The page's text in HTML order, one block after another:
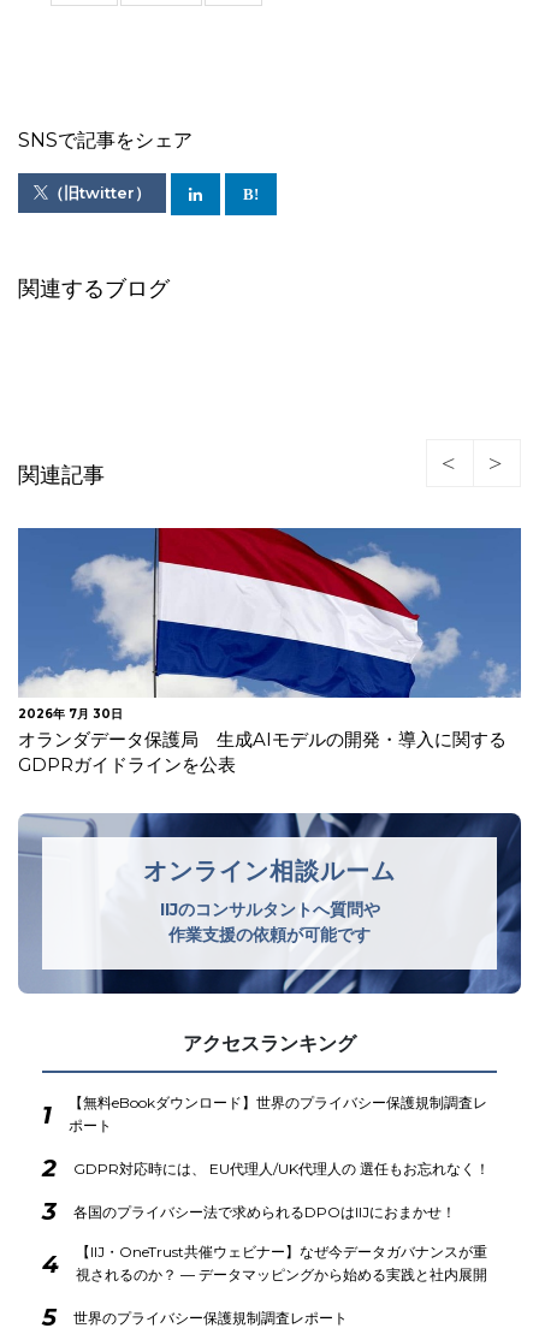
SNSで記事をシェア
（旧twitter）
関連するブログ
関連記事
2026年 7月 30日
欧州委 違法商品等への対策が不十分としてデジタルサービ
ス法違反でAliExpress…
オンライン相談ルーム
IIJのコンサルタントへ質問や
作業支援の依頼が可能です
アクセスランキング
1
【無料eBookダウンロード】世界のプライバシー保護規制調査レ
ポート
2 GDPR対応時には、 EU代理人/UK代理人の 選任もお忘れなく！
3 各国のプライバシー法で求められるDPOはIIJにおまかせ！
4
【IIJ・OneTrust共催ウェビナー】なぜ今データガバナンスが重
視されるのか？ ― データマッピングから始める実践と社内展開
5 世界のプライバシー保護規制調査レポート